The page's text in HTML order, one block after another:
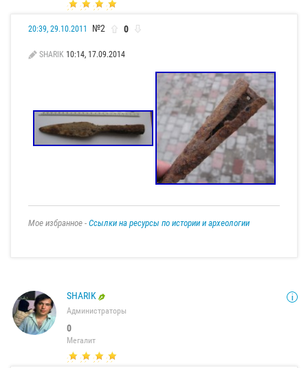
20:39, 29.10.2011 №2 0
SHARIK 10:14, 17.09.2014
Мое избранное - Ссылки на ресурсы по истории и археологии
SHARIK
Администраторы
0
Мегалит